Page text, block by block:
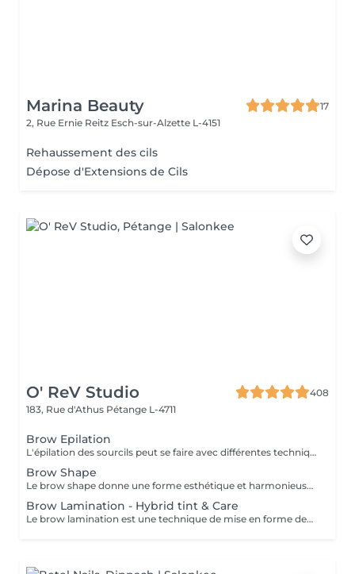
Marina Beauty
17
2, Rue Ernie Reitz Esch-sur-Alzette L-4151
Rehaussement des cils
Dépose d'Extensions de Cils
O' ReV Studio
408
183, Rue d'Athus Pétange L-4711
Brow Epilation
L'épilation des sourcils peut se faire avec différentes techniques : la cire, le fil et la pince.
Brow Shape
Le brow shape donne une forme esthétique et harmonieuse aux sourcils pour encadrer le visage et sublimer les traits. Les techniques utilisées pour cela incluent l'épilation au fil, à la cire et à la pince.
Brow Lamination - Hybrid tint & Care
Le brow lamination est une technique de mise en forme des sourcils qui lisse et redresse les poils, créant un effet fourni et structuré. Résultat : des sourcils épais et parfaitement stylés qui tiennent jusqu'à six semaines. Cette prestation inclut la teinture hybride des sourcils qui va durer de 7-14 jours sur la peau et jusqu'à 6-8 semaines sur les poils. L'épilation et le soin sont également inclus.